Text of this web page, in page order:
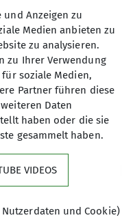
und Anzeigen zu
Medien anbieten zu
zu analysieren.
zu Ihrer Verwendung
soziale Medien,
Partner führen diese
Daten
haben oder die sie
gesammelt haben.
VIDEOS
und Cookie)